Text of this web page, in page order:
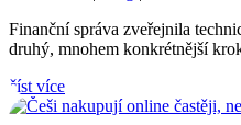
Finanční správa zveřejnila
druhý, mnohem konkrétnější
číst více